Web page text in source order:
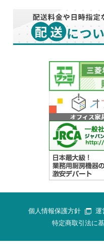
個人情報保護方針 運
特定商取引法に